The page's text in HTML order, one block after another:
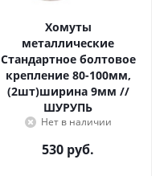
Хомуты
металлические
Стандартное болтовое
крепление 80-100мм,
(2шт)ширина 9мм //
ШУРУПЬ
Нет в наличии
530 руб.